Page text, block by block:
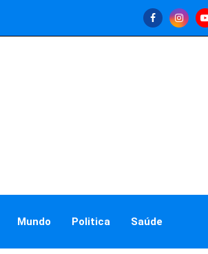
Mundo Politica Saúde